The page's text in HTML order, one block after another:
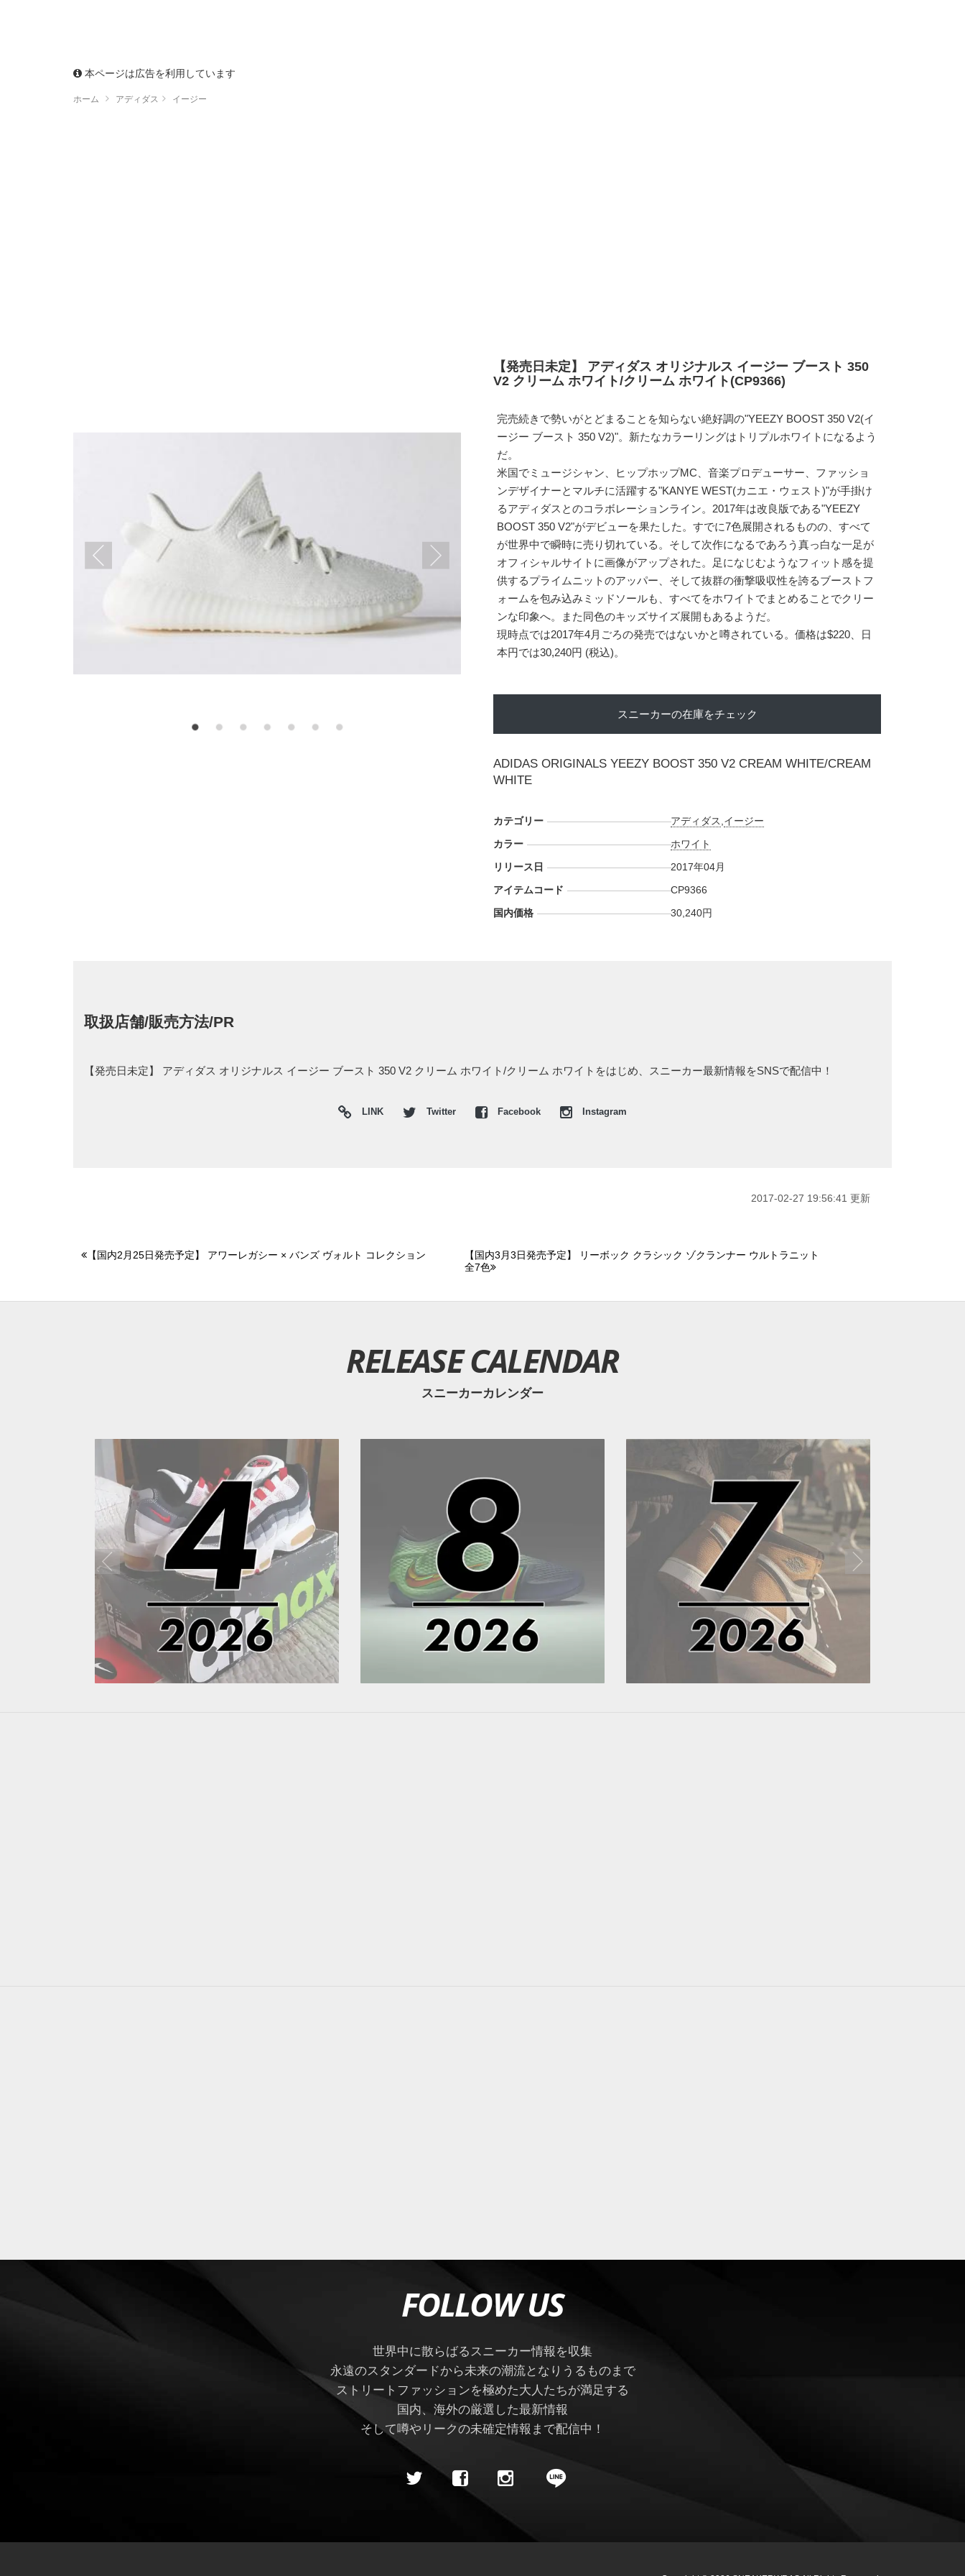
本ページは広告を利用しています
ホーム アディダス イージー
【発売日未定】 アディダス オリジナルス イージー ブースト 350
V2 クリーム ホワイト/クリーム ホワイト(CP9366)
完売続きで勢いがとどまることを知らない絶好調の"YEEZY BOOST 350 V2(イ
ージー ブースト 350 V2)"。新たなカラーリングはトリプルホワイトになるよう
だ。
米国でミュージシャン、ヒップホップMC、音楽プロデューサー、ファッショ
ンデザイナーとマルチに活躍する"KANYE WEST(カニエ・ウェスト)"が手掛け
るアディダスとのコラボレーションライン。2017年は改良版である"YEEZY
BOOST 350 V2"がデビューを果たした。すでに7色展開されるものの、すべて
が世界中で瞬時に売り切れている。そして次作になるであろう真っ白な一足が
オフィシャルサイトに画像がアップされた。足になじむようなフィット感を提
供するプライムニットのアッパー、そして抜群の衝撃吸収性を誇るブーストフ
ォームを包み込みミッドソールも、すべてをホワイトでまとめることでクリー
ンな印象へ。また同色のキッズサイズ展開もあるようだ。
現時点では2017年4月ごろの発売ではないかと噂されている。価格は$220、日
本円では30,240円 (税込)。
スニーカーの在庫をチェック
ADIDAS ORIGINALS YEEZY BOOST 350 V2 CREAM WHITE/CREAM
WHITE
カテゴリー アディダス イージー
カラー
ホワイト
リリース日
2017年04月
アイテムコード
CP9366
国内価格
30,240円
取扱店舗/販売方法/PR
【発売日未定】 アディダス オリジナルス イージー ブースト 350 V2 クリーム ホワイト/クリーム ホワイトをはじめ、スニーカー最新情報をSNSで配信中！
LINK Twitter Facebook Instagram
2017-02-27 19:56:41 更新
【国内2月25日発売予定】 アワーレガシー × バンズ ヴォルト コレクション
【国内3月3日発売予定】 リーボック クラシック ゾクランナー ウルトラニット
全7色
RELEASE CALENDAR
スニーカーカレンダー
FOLLOW US
世界中に散らばるスニーカー情報を収集
永遠のスタンダードから未来の潮流となりうるものまで
ストリートファッションを極めた大人たちが満足する
国内、海外の厳選した最新情報
そして噂やリークの未確定情報まで配信中！